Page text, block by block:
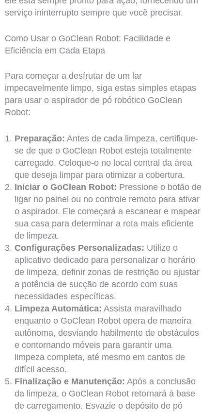
serviço ininterrupto sempre que você precisar.
Como Usar o GoClean Robot: Facilidade e
Eficiência em Cada Etapa
Para começar a desfrutar de um lar
impecavelmente limpo, siga estas simples etapas
para usar o aspirador de pó robótico GoClean
Robot:
Preparação: Antes de cada limpeza, certifique-
se de que o GoClean Robot esteja totalmente
carregado. Coloque-o no local central da área
que deseja limpar para otimizar a cobertura.
Iniciar o GoClean Robot: Pressione o botão de
ligar no painel ou no controle remoto para ativar
o aspirador. Ele começará a escanear e mapear
sua casa para determinar a rota mais eficiente
de limpeza.
Configurações Personalizadas: Utilize o
aplicativo dedicado para personalizar o horário
de limpeza, definir zonas de restrição ou ajustar
a potência de sucção de acordo com suas
necessidades específicas.
Limpeza Automática: Assista maravilhado
enquanto o GoClean Robot opera de maneira
autônoma, desviando habilmente de obstáculos
e contornando móveis para garantir uma
limpeza completa, até mesmo em cantos de
difícil acesso.
Finalização e Manutenção: Após a conclusão
da limpeza, o GoClean Robot retornará à base
de carregamento. Esvazie o depósito de pó